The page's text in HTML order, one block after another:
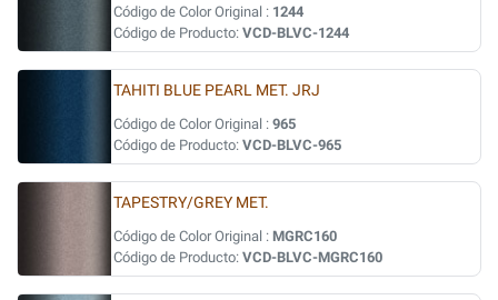
Código de Color Original : 1244
Código de Producto: VCD-BLVC-1244
TAHITI BLUE PEARL MET. JRJ
Código de Color Original : 965
Código de Producto: VCD-BLVC-965
TAPESTRY/GREY MET.
Código de Color Original : MGRC160
Código de Producto: VCD-BLVC-MGRC160